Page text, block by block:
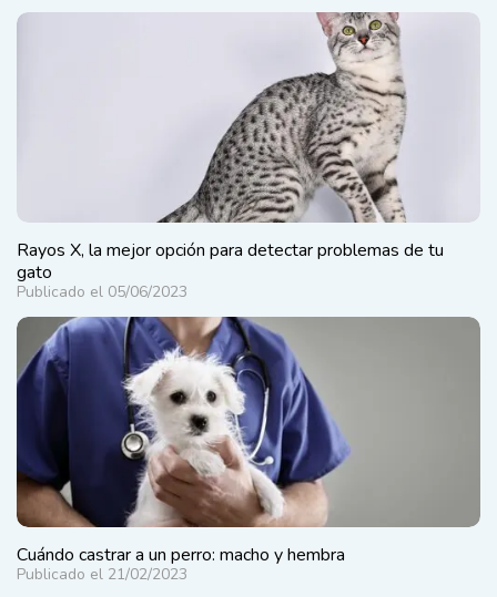
Rayos X, la mejor opción para detectar problemas de tu
gato
Publicado el 05/06/2023
Cuándo castrar a un perro: macho y hembra
Publicado el 21/02/2023